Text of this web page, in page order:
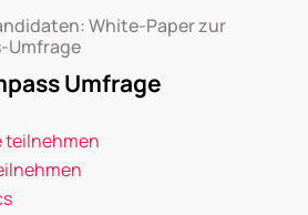
White-Paper zur
Umfrage
Umfrage
teilnehmen